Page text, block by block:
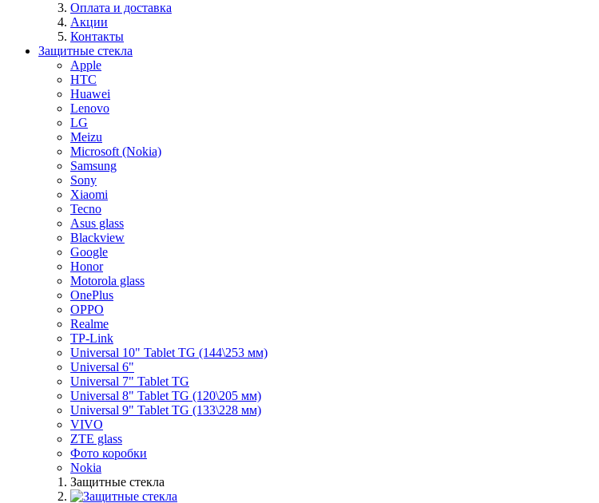
Оплата и доставка
Акции
Контакты
Защитные стекла
Apple
HTC
Huawei
Lenovo
LG
Meizu
Microsoft (Nokia)
Samsung
Sony
Xiaomi
Tecno
Asus glass
Blackview
Google
Honor
Motorola glass
OnePlus
OPPO
Realme
TP-Link
Universal 10" Tablet TG (144\253 мм)
Universal 6"
Universal 7" Tablet TG
Universal 8" Tablet TG (120\205 мм)
Universal 9" Tablet TG (133\228 мм)
VIVO
ZTE glass
Фото коробки
Nokia
Защитные стекла